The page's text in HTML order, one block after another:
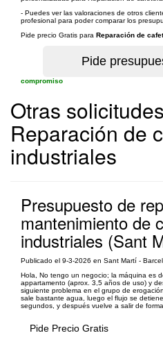
- Puedes ver las valoraciones de otros
profesional para poder comparar los
Pide precio Gratis para Reparación de
compromiso
Otras
Reparación de
industriales
Presupuesto de
mantenimiento de
industriales (Sant
Publicado el 9-3-2026 en Sant Martí -
Hola, No tengo un negocio; la máquina es
appartamento (aprox. 3,5 años de uso) y
siguiente problema en el grupo de
sale bastante agua, luego el flujo se
segundos, y después vuelve a salir de
Pide Precio Gratis